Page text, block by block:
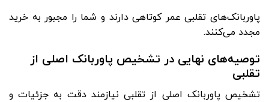
پاوربانک‌های تقلبی عمر کوتاهی دارند و شما را مجبور به خرید
مجدد می‌کنند.
توصیه‌های نهایی در تشخیص پاوربانک اصلی از
تقلبی
تشخیص پاوربانک اصلی از تقلبی نیازمند دقت به جزئیات و